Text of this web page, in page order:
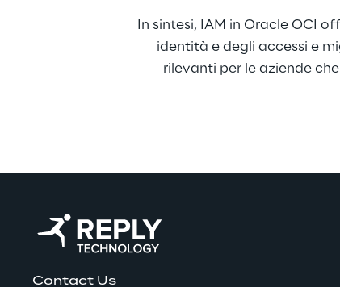
In sintesi, IAM in Oracle OCI
identità e degli accessi e
rilevanti per le aziende
Contact Us